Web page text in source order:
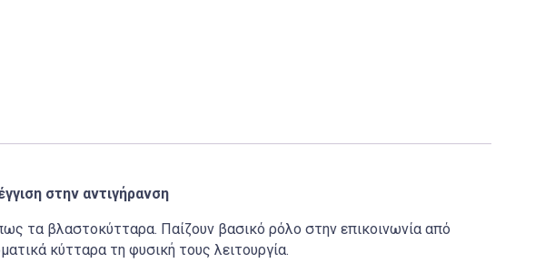
στην αντιγήρανση
τα βλαστοκύτταρα. Παίζουν βασικό ρόλο στην επικοινωνία από
κύτταρα τη φυσική τους λειτουργία.